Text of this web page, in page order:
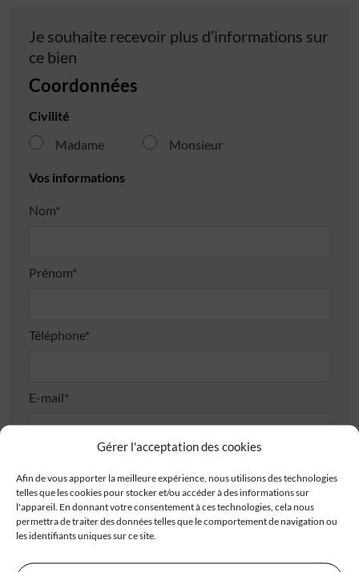
Gérer l'acceptation des cookies
Afin de vous apporter la meilleure expérience, nous utilisons des technologies
telles que les cookies pour stocker et/ou accéder à des informations sur
l'appareil. En donnant votre consentement à ces technologies, cela nous
permettra de traiter des données telles que le comportement de navigation ou
les identifiants uniques sur ce site.
Je souhaite recevoir plus d’informations sur
ce bien
Coordonnées
Civilité
Madame
Monsieur
Vos informations
Nom*
Prénom*
Téléphone*
E-mail*